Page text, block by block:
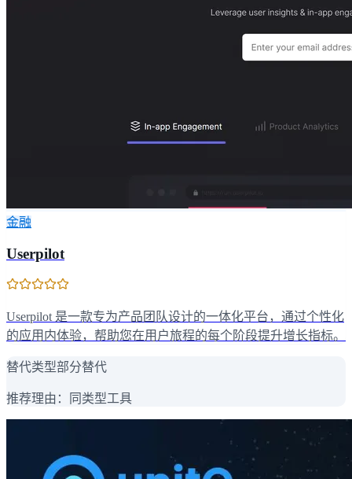
金融
Userpilot
Userpilot 是一款专为产品团队设计的一体化平台，通过个性化
的应用内体验，帮助您在用户旅程的每个阶段提升增长指标。
替代类型部分替代
推荐理由： 同类型工具